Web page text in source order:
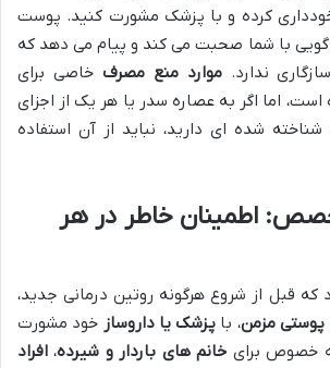
کرده و با پزشک مشورت کنید. پوست
گویی با شما صحبت می کند و پیام می دهد که
ندارد.موارد منع مصرف خاصی برای
اما اگر به عصاره سدر یا هر یک از اجزای
شده ای دارید، نباید از آن استفاده
اطمینان خاطر در هر
که قبل از شروع هرگونه روتین درمانی جدید،
مزمن، با پزشک یا داروساز خود مشورت
خصوص برای خانم های باردار و شیرده، افراد